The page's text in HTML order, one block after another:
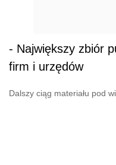
- Największy zbiór
firm i urzędów
Dalszy ciąg materiału pod